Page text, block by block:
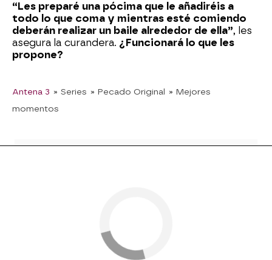
“Les preparé una pócima que le añadiréis a
todo lo que coma y mientras esté comiendo
deberán realizar un baile alrededor de ella”, les
asegura la curandera. ¿Funcionará lo que les
propone?
Antena 3 » Series » Pecado Original » Mejores
momentos